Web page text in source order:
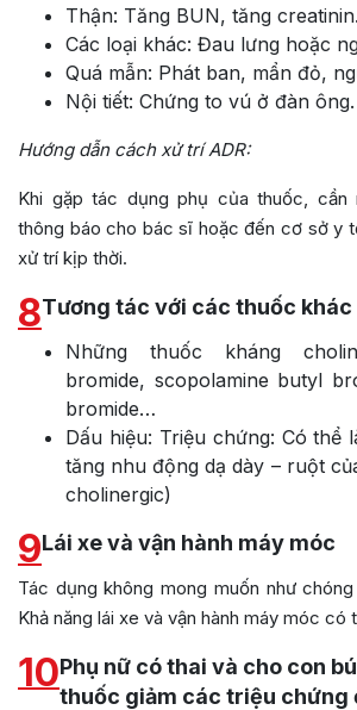
Thận: Tăng BUN, tăng
Các loại khác: Đau lưng hoặc
Quá mẫn: Phát ban, mẩn đỏ,
Nội tiết: Chứng to vú ở đàn ông.
Hướng dẫn cách xử trí ADR:
Khi gặp tác dụng phụ của thuốc, cần
thông báo cho bác sĩ hoặc đến cơ sở y
xử trí kịp thời.
8Tương tác với các thuốc khác
Những thuốc kháng
bromide, scopolamine butyl
bromide…
Dấu hiệu: Triệu chứng: Có thể
tăng nhu động dạ dày – ruột
cholinergic)
9Lái xe và vận hành máy móc
Tác dụng không mong muốn như
Khả năng lái xe và vận hành máy móc có
10Phụ nữ có thai và cho con
thuốc giảm các triệu chứng